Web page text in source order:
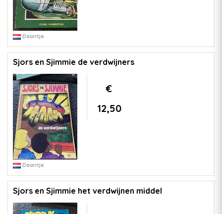
Daantje
Sjors en Sjimmie de verdwijners
€
12,50
Daantje
Sjors en Sjimmie het verdwijnen middel